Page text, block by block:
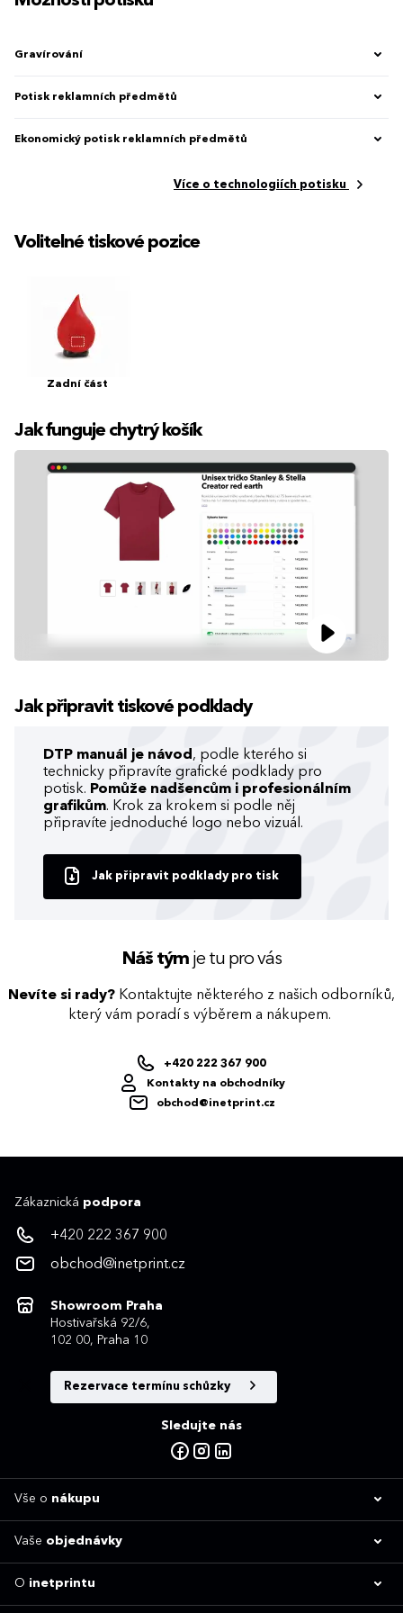
Gravírování
Potisk reklamních předmětů
Ekonomický potisk reklamních předmětů
Více o technologiích potisku
Volitelné tiskové pozice
Zadní část
Jak funguje chytrý košík
Jak připravit tiskové podklady
DTP manuál je návod , podle kterého si
technicky připravíte grafické podklady pro
potisk. Pomůže nadšencům i profesionálním
grafikům. Krok za krokem si podle něj
připravíte jednoduché logo nebo vizuál.
Jak připravit podklady pro tisk
Náš týmje tu pro vás
Nevíte si rady? Kontaktujte některého z našich odborníků,
který vám poradí s výběrem a nákupem.
+420 222 367 900
Kontakty na obchodníky
obchod@inetprint.cz
Zákaznická podpora
+420 222 367 900
obchod@inetprint.cz
Showroom Praha
Hostivařská 92/6,
102 00, Praha 10
Rezervace termínu schůzky
Sledujte nás
Vše o nákupu
Vaše objednávky
O inetprintu